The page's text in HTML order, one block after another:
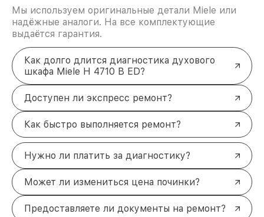
Мы используем оригинальные детали Miele или
надёжные аналоги. На все комплектующие
выдаётся гарантия.
Как долго длится диагностика духового
шкафа Miele H 4710 B ED?
Доступен ли экспресс ремонт?
Как быстро выполняется ремонт?
Нужно ли платить за диагностику?
Может ли измениться цена починки?
Предоставляете ли документы на ремонт?